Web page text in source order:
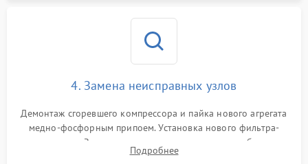
4. Замена неисправных узлов
Демонтаж сгоревшего компрессора и пайка нового агрегата
медно-фосфорным припоем. Установка нового фильтра-
осушителя. Замена изношенных вентиляторов обдува,
сломанных заслонок или поврежденных дверных петель.
Подробнее